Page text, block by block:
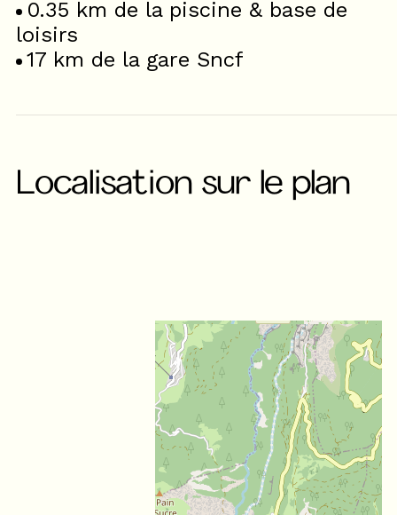
0.35 km de la piscine & base de
loisirs
17 km de la gare Sncf
Localisation sur le plan